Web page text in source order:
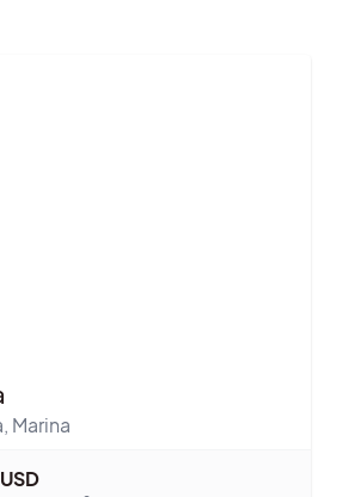
, Marina
USD